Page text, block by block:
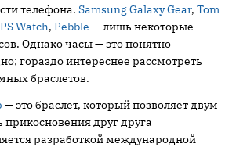
телефона. Samsung Galaxy Gear, Tom
Watch, Pebble — лишь некоторые
Однако часы — это понятно
гораздо интереснее рассмотреть
браслетов.
— это браслет, который позволяет двум
прикосновения друг друга
разработкой международной